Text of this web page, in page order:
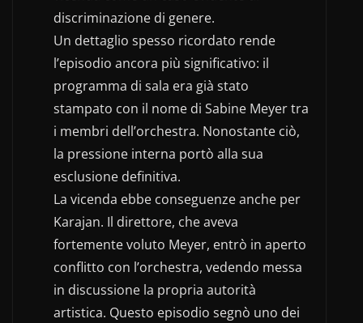
discriminazione di genere.
Un dettaglio spesso ricordato rende
l’episodio ancora più significativo: il
programma di sala era già stato
stampato con il nome di Sabine Meyer tra
i membri dell’orchestra. Nonostante ciò,
la pressione interna portò alla sua
esclusione definitiva.
La vicenda ebbe conseguenze anche per
Karajan. Il direttore, che aveva
fortemente voluto Meyer, entrò in aperto
conflitto con l’orchestra, vedendo messa
in discussione la propria autorità
artistica. Questo episodio segnò uno dei